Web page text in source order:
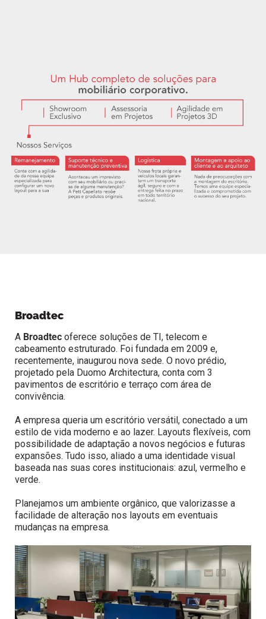
Broadtec
A Broadtec oferece soluções de TI, telecom e
cabeamento estruturado. Foi fundada em 2009 e,
recentemente, inaugurou nova sede. O novo prédio,
projetado pela Duomo Architectura, conta com 3
pavimentos de escritório e terraço com área de
convivência.
A empresa queria um escritório versátil, conectado a um
estilo de vida moderno e ao lazer. Layouts flexíveis, com
possibilidade de adaptação a novos negócios e futuras
expansões. Tudo isso, aliado a uma identidade visual
baseada nas suas cores institucionais: azul, vermelho e
verde.
Planejamos um ambiente orgânico, que valorizasse a
facilidade de alteração nos layouts em eventuais
mudanças na empresa.